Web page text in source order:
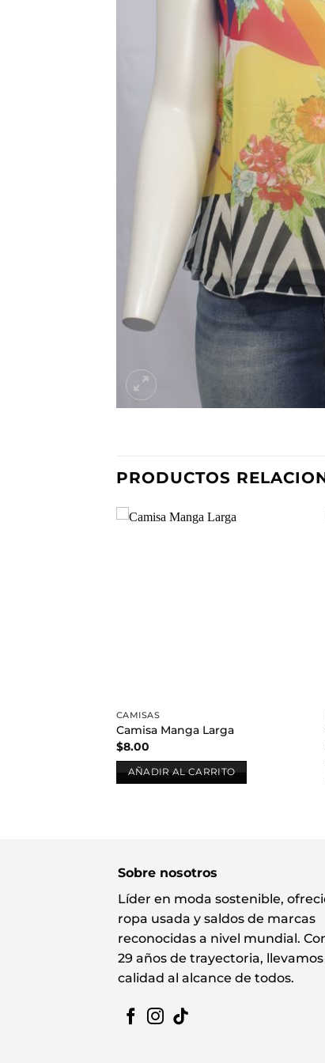
PRODUCTOS
CAMISAS
Camisa Manga Larga
$8.00
AÑADIR AL CARRITO
Sobre nosotros
Líder en moda sostenible,
ropa usada y saldos de marcas
reconocidas a nivel mundial.
29 años de trayectoria,
calidad al alcance de todos.